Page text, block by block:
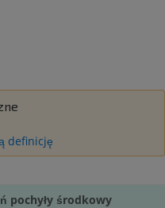
definicję
pochyły środkowy